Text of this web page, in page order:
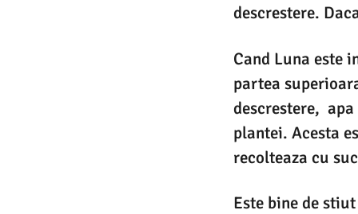
descrestere.
Cand Luna este
partea
descrestere,
plantei. Acesta
recolteaza cu
Este bine de